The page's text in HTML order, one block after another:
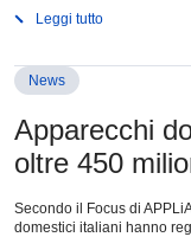
Leggi tutto
News
Apparecchi
oltre 450
Secondo il Focus di
domestici italiani hanno